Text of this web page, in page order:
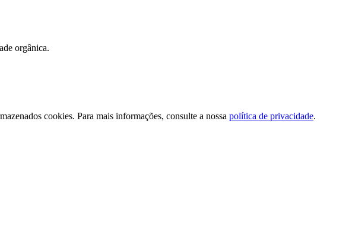
orgânica.
cookies. Para mais informações, consulte a nossa política de privacidade.